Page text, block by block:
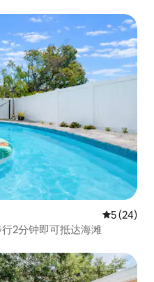
平均评分
5 (24)
2分钟即可抵达海滩